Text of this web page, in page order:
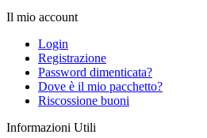
Il mio account
Login
Registrazione
Password dimenticata?
Dove è il mio pacchetto?
Riscossione buoni
Informazioni Utili